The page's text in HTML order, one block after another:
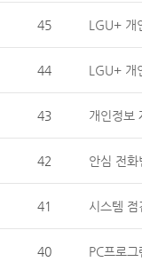
45 LGU+ 개
44
43 개인정보
42 안심 전
41 시스템
40 PC프로